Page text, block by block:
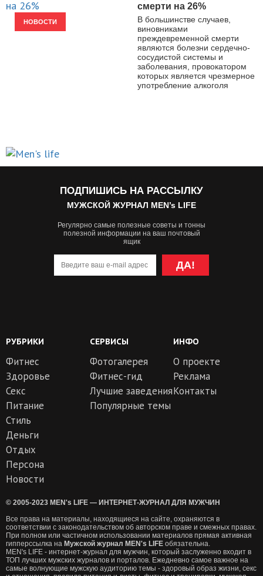
НОВОСТИ
смерти на 26%
В большинстве случаев,
виновниками
преждевременной смерти
являются болезни сердечно-
сосудистой системы и
заболевания, провокатором
которых является чрезмерное
употребление алкоголя
ПОДПИШИСЬ НА РАССЫЛКУ
МУЖСКОЙ ЖУРНАЛ MEN’s LIFE
Регулярно самые полезные советы и тонны
полезной информации на ваш почтовый
ящик
ДА!
РУБРИКИ
Фитнес
Здоровье
Секс
Питание
Стиль
Деньги
Отдых
Персона
Новости
СЕРВИСЫ
Фотогалерея
Фитнес-гид
Лучшие заведения
Популярные темы
ИНФО
О проекте
Реклама
Контакты
© 2005-2023 MEN's LIFE — ИНТЕРНЕТ-ЖУРНАЛ ДЛЯ МУЖЧИН
Все права на материалы, находящиеся на сайте, охраняются в
соответствии с законодательством об авторском праве и смежных правах.
При полном или частичном использовании материалов прямая активная
гипперссылка на Мужской журнал MEN's LIFE обязательна.
MEN's LIFE - интернет-журнал для мужчин, который заслуженно входит в
ТОП лучших мужских журналов и порталов. Ежедневно самое важное на
самые волнующие мужскую аудиторию темы - здоровый образ жизни, секс